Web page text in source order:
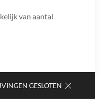
van aantal
GESLOTEN